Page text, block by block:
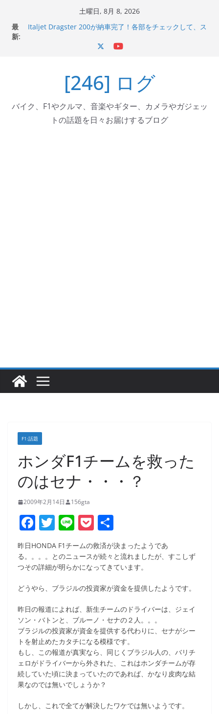
土曜日, 8月 8, 2026
最
新:
コーナリングが楽しくなった
マホホルダー付けて、ガラスコーティング行って来た
岩手県奥州市へのふるさと納税で KGR HARMONY 南部鉄
器エフェクターが返礼品でもらえる！
[246] ログ
バイク、F1やクルマ、音楽やギター、カメラやガジェッ
トの話題を日々お届けするブログ
F1:話題
ホンダF1チームを救った
のはセナ・・・？
2009年2月14日 156gta
F
a
c
e
b
o
o
k
T
w
itt
er
Li
n
e
P
o
ck
et
有
昨日HONDA F1チームの救済が決まったようであ
る。。。。とのニュースが続々と流れましたが、すこしず
つその詳細が明らかになってきています。
どうやら、ブラジルの投資家が資金を提供したようです。
昨日の報道によれば、新生チームのドライバーは、ジェイ
ソン・バトンと、ブルーノ・セナの２人。。。
ブラジルの投資家が資金を提供する代わりに、セナがシー
トを射止めたカタチになる模様です。
もし、この報道が真実なら、同じくブラジル人の、バリチ
ェロがドライバーから外された、これはホンダチームが存
続していた頃に決まっていたのであれば、かなり皮肉な結
果なのでは無いでしょうか？
しかし、これで全てが解決したワケでは無いようです。